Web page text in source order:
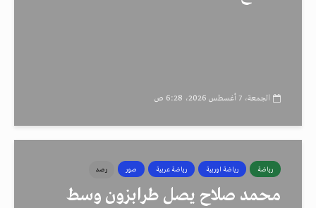
الجمعة، 7 أغسطس 2026، 6:28 ص
رياضة رياضة اوربية رياضة عربية صور رصد
محمد صلاح يصل طرابزون وسط